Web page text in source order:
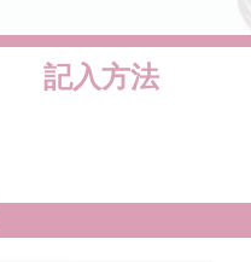
記入方法